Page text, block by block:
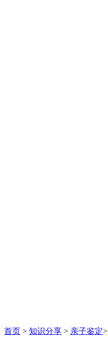
首页 > 知识分享 > 亲子鉴定>